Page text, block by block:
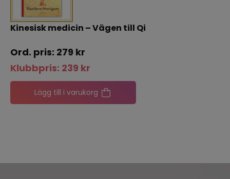
Kinesisk medicin – Vägen till Qi
279 kr
Klubbpris: 239 kr
Lägg till i varukorg